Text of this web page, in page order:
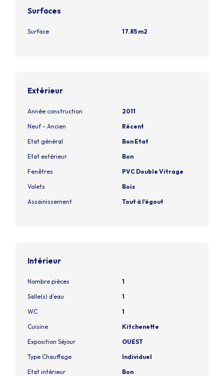
Surfaces
Surface 17.85 m2
Extérieur
Année construction
2011
Neuf - Ancien
Récent
Etat général
Bon Etat
Etat extérieur
Bon
Fenêtres
PVC Double Vitrage
Volets
Bois
Assainissement
Tout à l'égout
Intérieur
Nombre pièces
1
Salle(s) d'eau
1
WC
1
Cuisine
Kitchenette
Exposition Séjour
OUEST
Type Chauffage
Individuel
Etat intérieur
Bon